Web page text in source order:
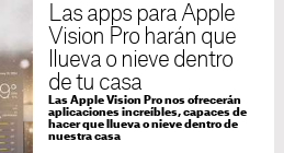
Las apps para Apple
Vision Pro harán que
llueva o nieve dentro
de tu casa
Las Apple Vision Pro nos ofrecerán
aplicaciones increíbles, capaces de
hacer que llueva o nieve dentro de
nuestra casa